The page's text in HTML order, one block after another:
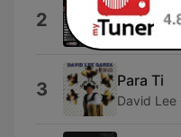
2 Me
3 Para Ti
David Lee